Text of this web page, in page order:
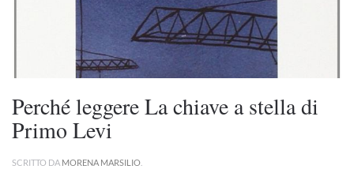
Perché leggere La chiave a stella di
Primo Levi
SCRITTO DA MORENA MARSILIO